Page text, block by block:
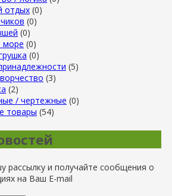
отдых (0)
(0)
(0)
море (0)
(0)
(5)
(3)
(2)
/ чертежные (0)
товары (54)
рассылку и получайте сообщения о
на Ваш E-mail